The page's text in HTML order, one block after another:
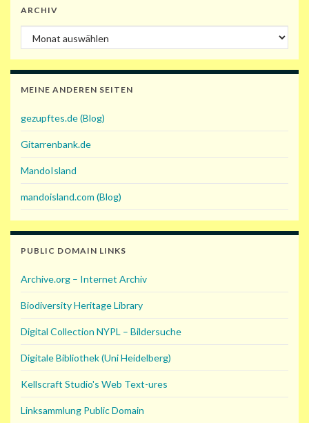
ARCHIV
Archiv
MEINE ANDEREN SEITEN
gezupftes.de (Blog)
Gitarrenbank.de
MandoIsland
mandoisland.com (Blog)
PUBLIC DOMAIN LINKS
Archive.org – Internet Archiv
Biodiversity Heritage Library
Digital Collection NYPL – Bildersuche
Digitale Bibliothek (Uni Heidelberg)
Kellscraft Studio's Web Text-ures
Linksammlung Public Domain